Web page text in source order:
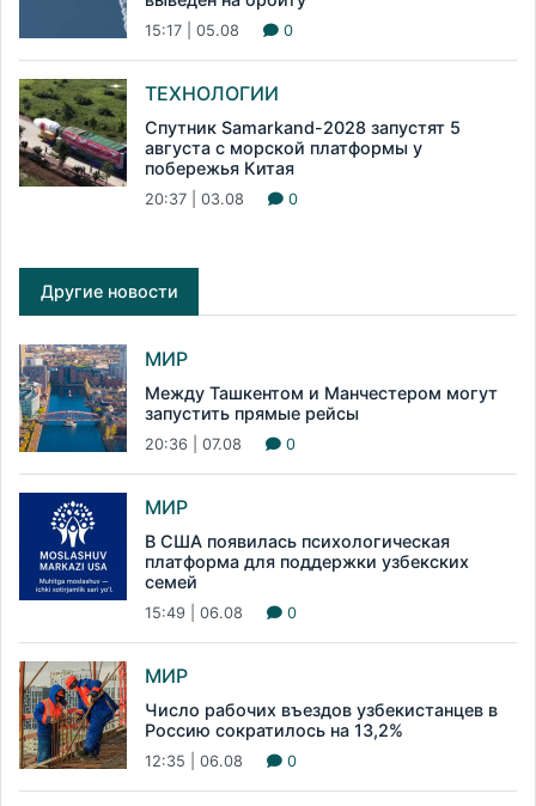
15:17 | 05.08 0
ТЕХНОЛОГИИ
Спутник Samarkand-2028 запустят 5
августа с морской платформы у
побережья Китая
20:37 | 03.08 0
Другие новости
МИР
Между Ташкентом и Манчестером могут
запустить прямые рейсы
20:36 | 07.08 0
МИР
В США появилась психологическая
платформа для поддержки узбекских
семей
15:49 | 06.08 0
МИР
Число рабочих въездов узбекистанцев в
Россию сократилось на 13,2%
12:35 | 06.08 0